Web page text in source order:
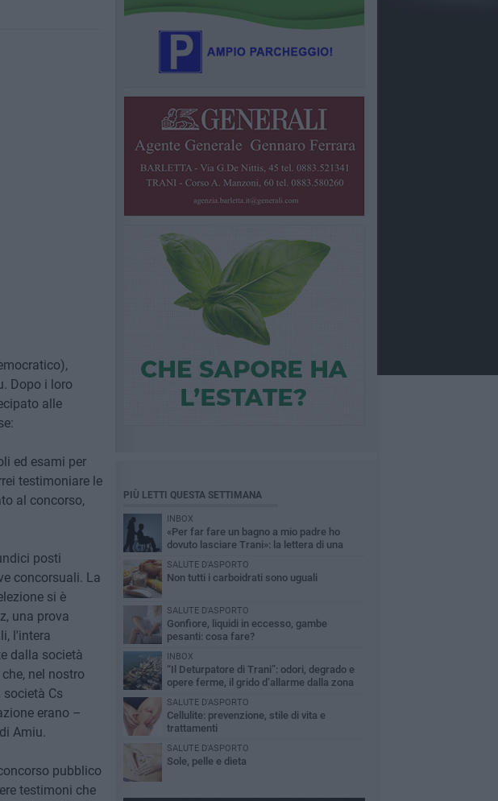
Dopo i loro
alle
ed esami per
testimoniare le
al concorso,
posti
concorsuali. La
si è
una prova
l'intera
dalla società
nel nostro
Cs
erano –
Amiu.
pubblico
testimoni che
PIÙ LETTI QUESTA SETTIMANA
INBOX
«Per far fare un bagno a mio padre ho
dovuto lasciare Trani»: la lettera di una
SALUTE D'ASPORTO
Non tutti i carboidrati sono uguali
SALUTE D'ASPORTO
Gonfiore, liquidi in eccesso, gambe
pesanti: cosa fare?
INBOX
“Il Deturpatore di Trani”: odori, degrado e
opere ferme, il grido d’allarme dalla zona
SALUTE D'ASPORTO
Cellulite: prevenzione, stile di vita e
trattamenti
SALUTE D'ASPORTO
Sole, pelle e dieta